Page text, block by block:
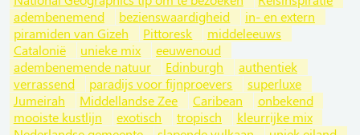
adembenemend
bezienswaardigheid
in- en extern
piramiden van Gizeh
Pittoresk
middeleeuws
Catalonië
unieke mix
eeuwenoud
adembenemende natuur
Edinburgh
authentiek
verrassend
paradijs voor fijnproevers
superluxe
Jumeirah
Middellandse Zee Caribean
onbekend
mooiste kustlijn
exotisch tropisch
kleurrijke mix